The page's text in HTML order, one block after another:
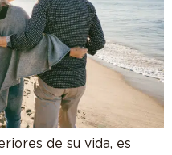
de su vida, es